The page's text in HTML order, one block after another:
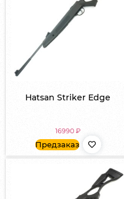
Hatsan Striker Edge
16990₽
Предзаказ